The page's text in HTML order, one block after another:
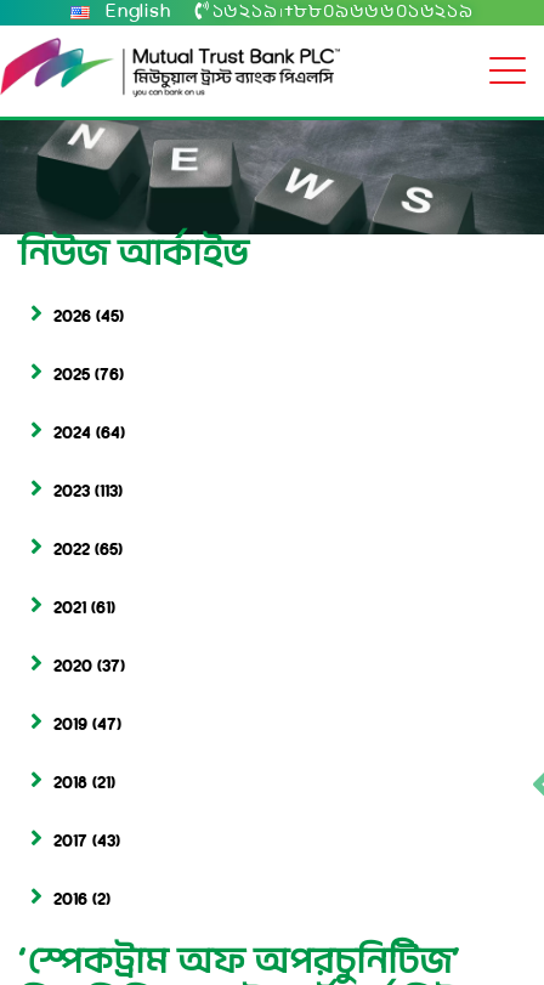
English ১৬২১৯ +৮৮০৯৬৬৬০১৬২১৯
নিউজ আর্কাইভ
2026 (45)
2025 (76)
2024 (64)
2023 (113)
2022 (65)
2021 (61)
2020 (37)
2019 (47)
2018 (21)
2017 (43)
2016 (2)
‘স্পেকট্রাম অফ অপরচুনিটিজ’